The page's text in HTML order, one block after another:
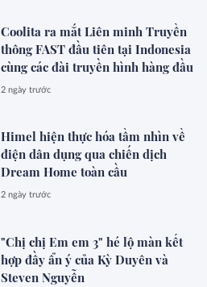
Coolita ra mắt Liên minh Truyền
thông FAST đầu tiên tại Indonesia
cùng các đài truyền hình hàng đầu
2 ngày trước
Himel hiện thực hóa tầm nhìn về
điện dân dụng qua chiến dịch
Dream Home toàn cầu
2 ngày trước
"Chị chị Em em 3" hé lộ màn kết
hợp đầy ẩn ý của Kỳ Duyên và
Steven Nguyễn